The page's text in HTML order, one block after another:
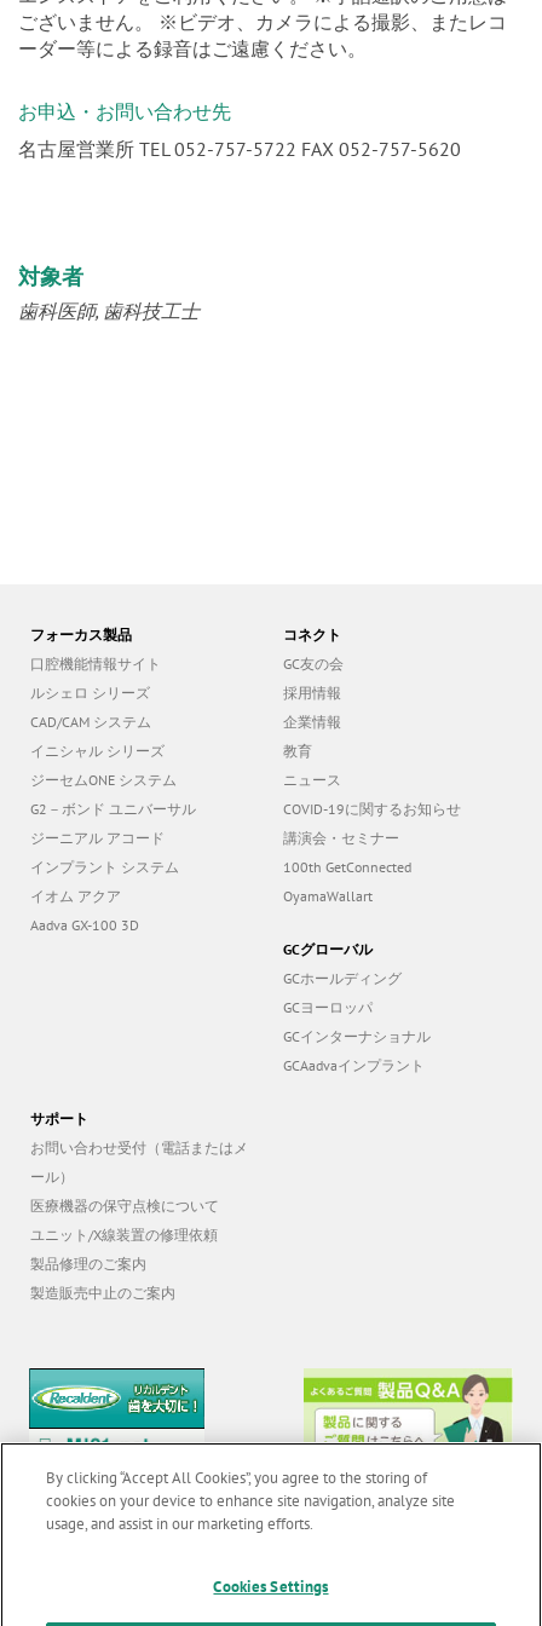
ございません。 ※ビデオ、カメラによる撮影、またレコ
ーダー等による録音はご遠慮ください。
お申込・お問い合わせ先
名古屋営業所 TEL 052-757-5722 FAX 052-757-5620
対象者
歯科医師 歯科技工士
フォーカス製品
口腔機能情報サイト
ルシェロ シリーズ
CAD/CAM システム
イニシャル シリーズ
ジーセムONE システム
G2－ボンド ユニバーサル
ジーニアル アコード
インプラント システム
イオム アクア
Aadva GX-100 3D
コネクト
GC友の会
採用情報
企業情報
教育
ニュース
COVID-19に関するお知らせ
講演会・セミナー
100th GetConnected
OyamaWallart
GCグローバル
GCホールディング
GCヨーロッパ
GCインターナショナル
GCAadvaインプラント
サポート
お問い合わせ受付（電話またはメ
ール）
医療機器の保守点検について
ユニット/X線装置の修理依頼
製品修理のご案内
製造販売中止のご案内
無断転載禁止 | お問い合わせ
By clicking “Accept All Cookies”, you agree to the storing of
cookies on your device to enhance site navigation, analyze site
usage, and assist in our marketing efforts.
Cookies Settings